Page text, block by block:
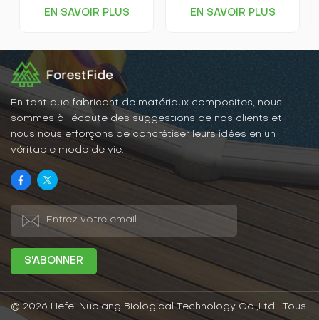
stables ; ils ne se
pas affectés par les
termites, la pourriture ou
d’autres problèmes liés au
soleil et à la pluie. Ainsi,
les panneaux WPC
conservent longtemps leur
fonctionnalité en extérieur.
EN SAVOIR PLUS
uniforme, ne se décolorent
EN SAVOIR PLUS
En tant que fabricant de matériaux composites, nous
sommes à l'écoute des suggestions de nos clients et
nous nous efforçons de concrétiser leurs idées en un
véritable mode de vie.
© 2026 Hefei Nuolang Biological Technology Co.,Ltd.. Tous